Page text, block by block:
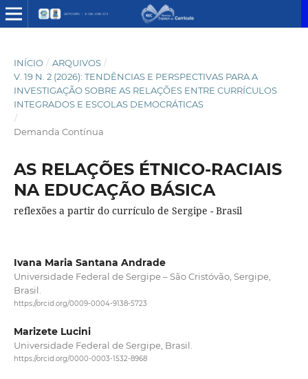
INÍCIO / ARQUIVOS /
V. 19 N. 2 (2026): TENDÊNCIAS E PERSPECTIVAS PARA A
INVESTIGAÇÃO SOBRE AS RELAÇÕES ENTRE CURRÍCULOS
INTEGRADOS E ESCOLAS DEMOCRÁTICAS
/
Demanda Contínua
AS RELAÇÕES ÉTNICO-RACIAIS
NA EDUCAÇÃO BÁSICA
reflexões a partir do currículo de Sergipe - Brasil
Ivana Maria Santana Andrade
Universidade Federal de Sergipe – São Cristóvão, Sergipe,
Brasil.
https://orcid.org/0009-0004-9138-5723
Marizete Lucini
Universidade Federal de Sergipe, Brasil.
https://orcid.org/0000-0003-1532-8968